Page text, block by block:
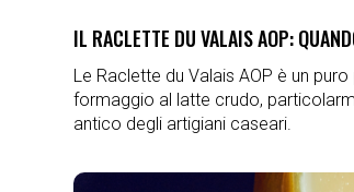
IL RACLETTE DU VALAIS AOP:
Le Raclette du Valais AOP è un
formaggio al latte crudo,
antico degli artigiani caseari.